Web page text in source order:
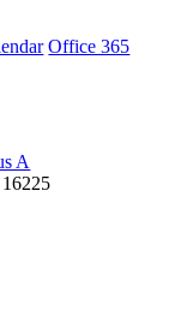
Office 365
A